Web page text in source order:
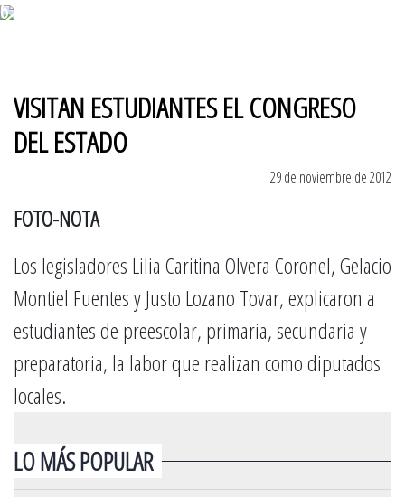
6 de agosto 2026
VISITAN ESTUDIANTES EL CONGRESO
DEL ESTADO
29 de noviembre de 2012
FOTO-NOTA
Los legisladores Lilia Caritina Olvera Coronel, Gelacio
Montiel Fuentes y Justo Lozano Tovar, explicaron a
estudiantes de preescolar, primaria, secundaria y
preparatoria, la labor que realizan como diputados
locales.
LO MÁS POPULAR